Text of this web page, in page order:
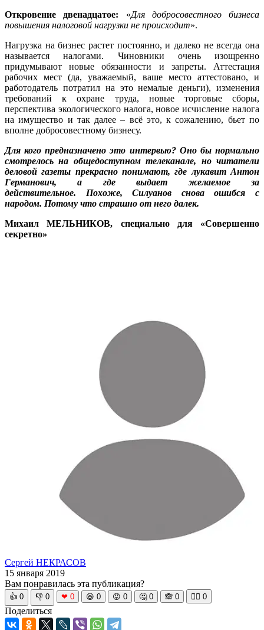
Откровение двенадцатое: «Для добросовестного бизнеса
повышения налоговой нагрузки не происходит».
Нагрузка на бизнес растет постоянно, и далеко не всегда она
называется налогами. Чиновники очень изощренно
придумывают новые обязанности и запреты. Аттестация
рабочих мест (да, уважаемый, ваше место аттестовано, и
работодатель потратил на это немалые деньги), изменения
требований к охране труда, новые торговые сборы,
перспектива экологического налога, новое исчисление налога
на имущество и так далее – всё это, к сожалению, бьет по
вполне добросовестному бизнесу.
Для кого предназначено это интервью? Оно бы нормально
смотрелось на общедоступном телеканале, но читатели
деловой газеты прекрасно понимают, где лукавит Антон
Германович, а где выдает желаемое за
действительное. Похоже, Силуанов снова ошибся с
народом. Потому что страшно от него далек.
Михаил МЕЛЬНИКОВ, специально для «Совершенно
секретно»
Сергей НЕКРАСОВ
15 января 2019
Вам понравилась эта публикация?
👍 0 👎 0 ❤ 0 😆 0 😡 0 🤔 0 🙈 0 🧘‍♀️ 0
Поделиться